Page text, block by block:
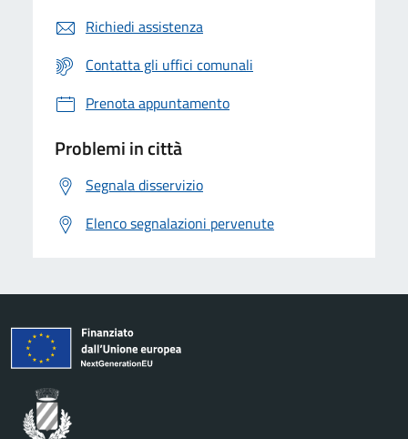
Richiedi assistenza
Contatta gli uffici comunali
Prenota appuntamento
Problemi in città
Segnala disservizio
Elenco segnalazioni pervenute